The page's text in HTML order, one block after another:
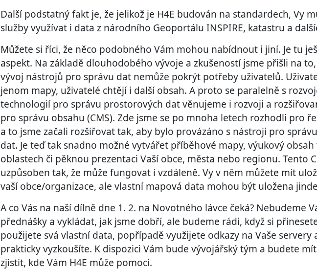
Další podstatný fakt je, že jelikož je H4E budován na standardech, Vy
služby využívat i data z národního Geoportálu INSPIRE, katastru a
Můžete si říci, že něco podobného Vám mohou nabídnout i jiní. Je tu
aspekt. Na základě dlouhodobého vývoje a zkušeností jsme přišli na
vývoj nástrojů pro správu dat nemůže pokrýt potřeby uživatelů.
jenom mapy, uživatelé chtějí i další obsah. A proto se paralelně s
technologií pro správu prostorových dat věnujeme i rozvoji a
pro správu obsahu (CMS). Zde jsme se po mnoha letech rozhodli pro
a to jsme začali rozšiřovat tak, aby bylo provázáno s nástroji pro
dat. Je teď tak snadno možné vytvářet příběhové mapy, výukový obsah
oblastech či pěknou prezentaci Vaší obce, města nebo regionu. Tento
uzpůsoben tak, že může fungovat i vzdáleně. Vy v něm můžete mít
vaší obce/organizace, ale vlastní mapová data mohou být uložena
A co Vás na naší dílně dne 1. 2. na Novotného lávce čeká? Nebudeme
přednášky a vykládat, jak jsme dobří, ale budeme rádi, když si
použijete svá vlastní data, popřípadě využijete odkazy na Vaše servery
prakticky vyzkoušíte. K dispozici Vám bude vývojářský tým a budete
zjistit, kde Vám H4E může pomoci.